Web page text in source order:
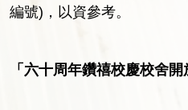
編號)，以資參考。
「六十周年鑽禧校慶校舍開